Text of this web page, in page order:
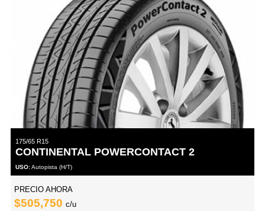
175/65 R15
CONTINENTAL POWERCONTACT 2
USO:Autopista (H/T)
PRECIO AHORA
$505,750 c/u